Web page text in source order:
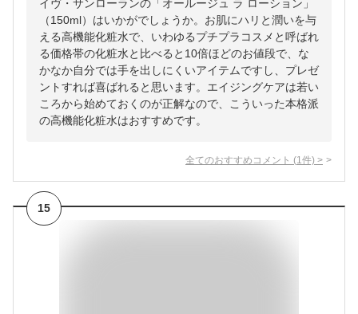
イヴ・サンローランの「オールージュ ラ ローション」
（150ml）はいかがでしょうか。お肌にハリと潤いを与
える高機能化粧水で、いわゆるプチプラコスメと呼ばれ
る価格帯の化粧水と比べると10倍ほどのお値段で、な
かなか自分では手を出しにくいアイテムですし、プレゼ
ントすれば喜ばれると思います。エイジングケアは若い
ころから始めておくのが正解なので、こういった本格派
の高機能化粧水はおすすめです。
全てのおすすめコメント (1 件) >
15